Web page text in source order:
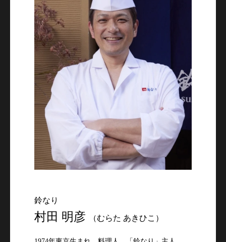
鈴なり
村田 明彦 （むらた あきひこ）